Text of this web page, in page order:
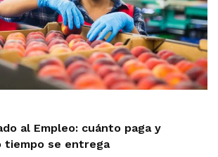
al Empleo: cuánto paga y
tiempo se entrega